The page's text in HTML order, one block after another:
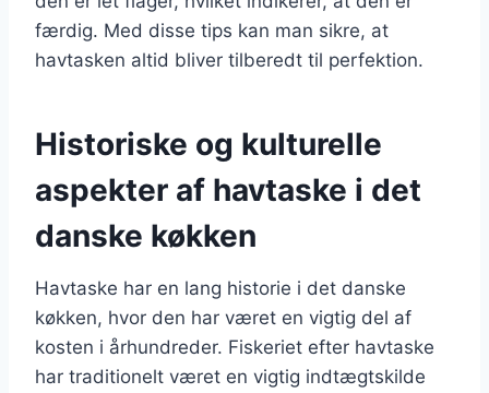
færdig. Med disse tips kan man sikre, at
havtasken altid bliver tilberedt til perfektion.
Historiske og kulturelle
aspekter af havtaske i det
danske køkken
Havtaske har en lang historie i det danske
køkken, hvor den har været en vigtig del af
kosten i århundreder. Fiskeriet efter havtaske
har traditionelt været en vigtig indtægtskilde